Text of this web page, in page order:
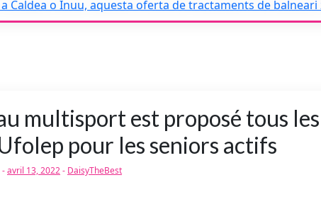
multisport est proposé tous les
pour les seniors actifs
-avril 13, 2022- DaisyTheBest